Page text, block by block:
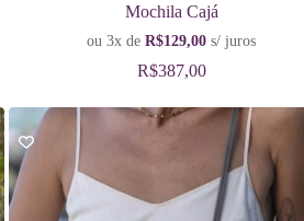
Mochila Cajá
ou 3x deR$129,00 s/ juros
R$387,00